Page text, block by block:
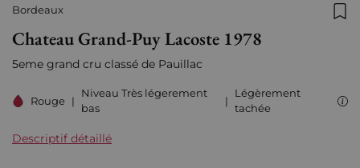
Bordeaux
Chateau Grand-Puy Lacoste 1978
5eme grand cru classé de Pauillac
Rouge |
Niveau Très légerement
bas
|
Légèrement
tachée
Descriptif détaillé